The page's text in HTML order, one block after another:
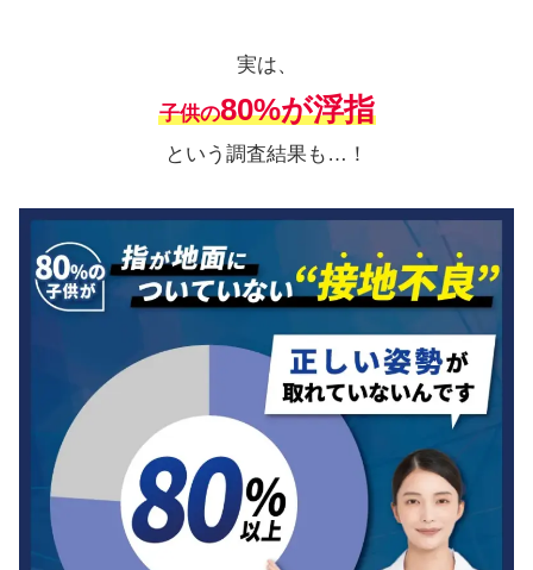
実は、
子供の80%が浮指
という調査結果も…！